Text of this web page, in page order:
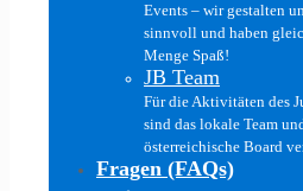
Events – wir gestalten
sinnvoll und haben
Menge Spaß!
JB Team
Für die Aktivitäten des
sind das lokale Team
österreichische Board
Fragen (FAQs)